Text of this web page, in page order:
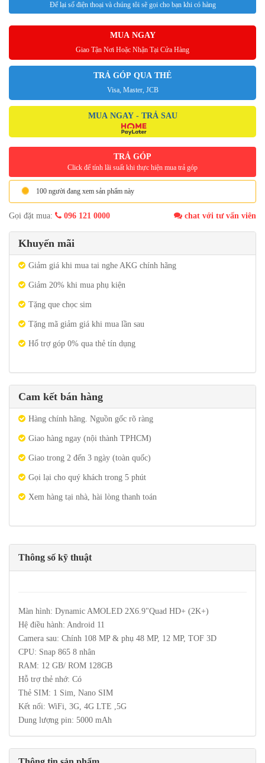
Để lại số điện thoại và chúng tôi sẽ gọi cho bạn khi có hàng
MUA NGAY
Giao Tận Nơi Hoặc Nhận Tại Cửa Hàng
TRẢ GÓP QUA THẺ
Visa, Master, JCB
MUA NGAY - TRẢ SAU
TRẢ GÓP
Click để tính lãi suất khi thực hiện mua trả góp
100 người đang xem sản phẩm này
Gọi đặt mua: 096 121 0000 chat với tư vấn viên
Khuyến mãi
Giảm giá khi mua tai nghe AKG chính hãng
Giảm 20% khi mua phụ kiện
Tặng que chọc sim
Tặng mã giảm giá khi mua lần sau
Hổ trợ góp 0% qua thẻ tín dụng
Cam kết bán hàng
Hàng chính hãng. Nguồn gốc rõ ràng
Giao hàng ngay (nội thành TPHCM)
Giao trong 2 đến 3 ngày (toàn quốc)
Gọi lại cho quý khách trong 5 phút
Xem hàng tại nhà, hài lòng thanh toán
Thông số kỹ thuật
Màn hình: Dynamic AMOLED 2X6.9"Quad HD+ (2K+)
Hệ điều hành: Android 11
Camera sau: Chính 108 MP & phụ 48 MP, 12 MP, TOF 3D
CPU: Snap 865 8 nhân
RAM: 12 GB/ ROM 128GB
Hỗ trợ thẻ nhớ: Có
Thẻ SIM: 1 Sim, Nano SIM
Kết nối: WiFi, 3G, 4G LTE ,5G
Dung lượng pin: 5000 mAh